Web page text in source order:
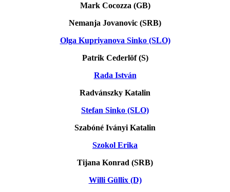
Mark Cocozza (GB)
Nemanja Jovanovic (SRB)
Olga Kupriyanova Sinko (SLO)
Patrik Cederlöf (S)
Rada István
Radvánszky Katalin
Stefan Sinko (SLO)
Szabóné Iványi Katalin
Szokol Erika
Tijana Konrad (SRB)
Willi Güllix (D)